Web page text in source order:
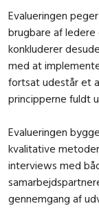
Evalueringen
brugbare af ledere
konkluderer
med at
fortsat udestår et
principperne fuldt
Evalueringen
kvalitative
interviews med
gennemgang af